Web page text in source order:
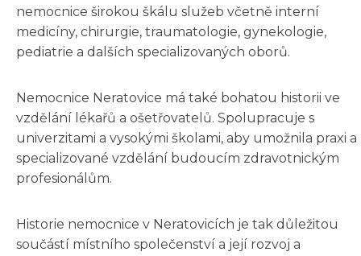
nemocnice širokou škálu služeb včetně interní
medicíny, chirurgie, traumatologie, gynekologie,
pediatrie a dalších specializovaných oborů.
Nemocnice Neratovice má také bohatou historii ve
vzdělání lékařů a ošetřovatelů. Spolupracuje s
univerzitami a vysokými školami, aby umožnila praxi a
specializované vzdělání budoucím zdravotnickým
profesionálům.
Historie nemocnice v Neratovicích je tak důležitou
součástí místního společenství a její rozvoj a